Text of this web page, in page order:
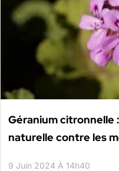
Géranium citronnelle
naturelle contre les
9 Juin 2024 À 14h40